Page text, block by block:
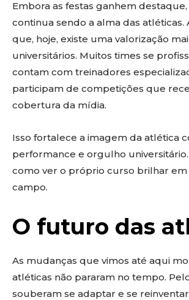
Embora as festas ganhem
continua sendo a alma das atléticas.
que, hoje, existe uma valorização
universitários. Muitos times se
contam com treinadores
participam de competições que
cobertura da mídia.
Isso fortalece a imagem da atlética
performance e orgulho
como ver o próprio curso brilhar
campo.
O futuro das
As mudanças que vimos até aqui
atléticas não pararam no tempo.
souberam se adaptar e se